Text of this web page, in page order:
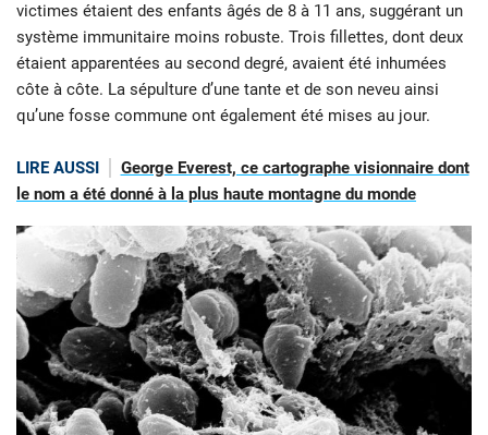
victimes étaient des enfants âgés de 8 à 11 ans, suggérant un
système immunitaire moins robuste. Trois fillettes, dont deux
étaient apparentées au second degré, avaient été inhumées
côte à côte. La sépulture d’une tante et de son neveu ainsi
qu’une fosse commune ont également été mises au jour.
LIRE AUSSI
George Everest, ce cartographe visionnaire dont
le nom a été donné à la plus haute montagne du monde